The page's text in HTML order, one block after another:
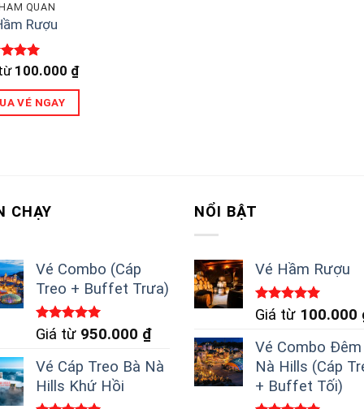
QUAN
Rượu
xếp
100.000 ₫
VÉ NGAY
CHẠY
Vé Combo (Cáp
Treo + Buffet Trưa)
Được xếp
Giá từ 950.000 ₫
Vé Cáp Treo Bà Nà
Hills Khứ Hồi
NỔI BẬT
Vé Hầm Rượu
Được xếp
Giá từ 100.000
Vé Combo Đêm
Nà Hills (Cáp
+ Buffet Tối)